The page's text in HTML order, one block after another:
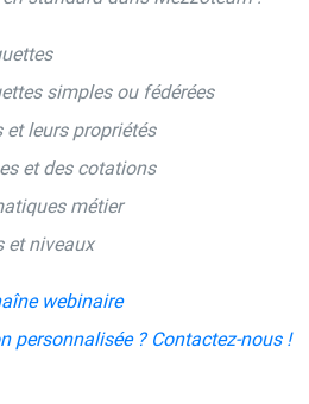
simples ou fédérées
et leurs propriétés
et des cotations
métier
et niveaux
webinaire
personnalisée ? Contactez-nous !